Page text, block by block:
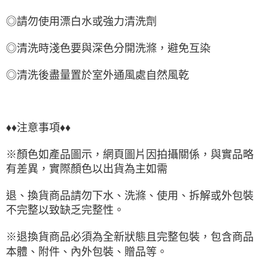
◎請勿使用漂白水或強力清洗劑
◎清洗時淺色要與深色分開洗滌，避免互染
◎清洗後盡量置於室外通風處自然風乾
♦♦注意事項♦♦
※顏色如產品圖示，網頁圖片因拍攝關係，與實品略
有差異，實際顏色以出貨為主如需
退、換貨商品請勿下水、洗滌、使用、拆解或外包裝
不完整以致缺乏完整性。
※退換貨商品必須為全新狀態且完整包裝，包含商品
本體、附件、內外包裝、贈品等。